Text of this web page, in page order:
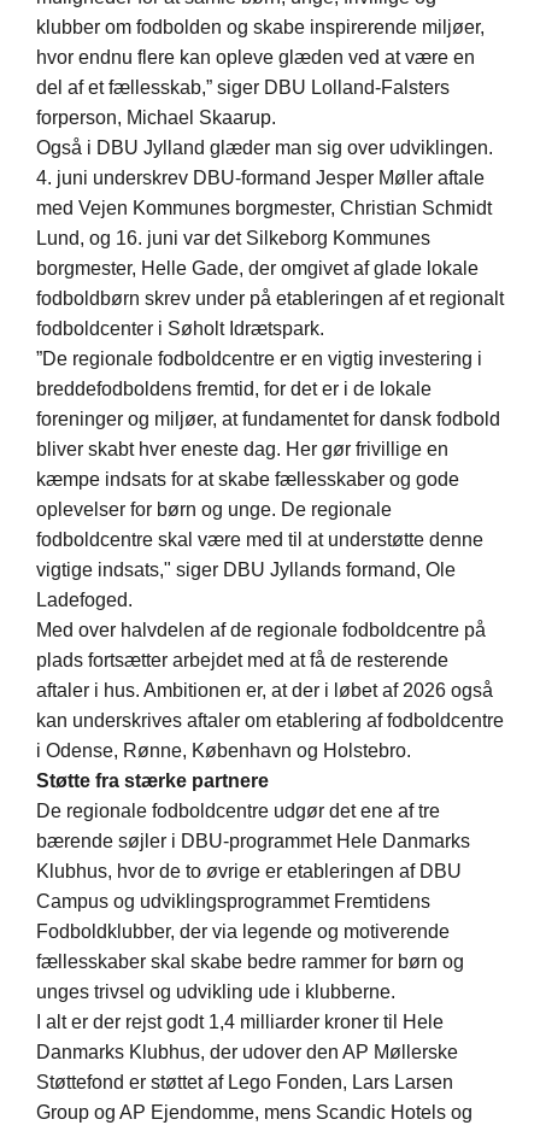
klubber om fodbolden og skabe inspirerende miljøer,
hvor endnu flere kan opleve glæden ved at være en
del af et fællesskab,” siger DBU Lolland-Falsters
forperson, Michael Skaarup.
Også i DBU Jylland glæder man sig over udviklingen.
4. juni underskrev DBU-formand Jesper Møller aftale
med Vejen Kommunes borgmester, Christian Schmidt
Lund, og 16. juni var det Silkeborg Kommunes
borgmester, Helle Gade, der omgivet af glade lokale
fodboldbørn skrev under på etableringen af et regionalt
fodboldcenter i Søholt Idrætspark.
”De regionale fodboldcentre er en vigtig investering i
breddefodboldens fremtid, for det er i de lokale
foreninger og miljøer, at fundamentet for dansk fodbold
bliver skabt hver eneste dag. Her gør frivillige en
kæmpe indsats for at skabe fællesskaber og gode
oplevelser for børn og unge. De regionale
fodboldcentre skal være med til at understøtte denne
vigtige indsats," siger DBU Jyllands formand, Ole
Ladefoged.
Med over halvdelen af de regionale fodboldcentre på
plads fortsætter arbejdet med at få de resterende
aftaler i hus. Ambitionen er, at der i løbet af 2026 også
kan underskrives aftaler om etablering af fodboldcentre
i Odense, Rønne, København og Holstebro.
Støtte fra stærke partnere
De regionale fodboldcentre udgør det ene af tre
bærende søjler i DBU-programmet Hele Danmarks
Klubhus, hvor de to øvrige er etableringen af DBU
Campus og udviklingsprogrammet Fremtidens
Fodboldklubber, der via legende og motiverende
fællesskaber skal skabe bedre rammer for børn og
unges trivsel og udvikling ude i klubberne.
I alt er der rejst godt 1,4 milliarder kroner til Hele
Danmarks Klubhus, der udover den AP Møllerske
Støttefond er støttet af Lego Fonden, Lars Larsen
Group og AP Ejendomme, mens Scandic Hotels og